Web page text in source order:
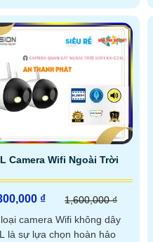
ở mọi góc nhìn. Tích hợp
2 chiều, hồng ngoại có
đêm, còi hú và đèn chớp
KX-S3P đáp ứng tối đa
giám sát, phù hợp cho cả gia
phòng với mức chi phí
Camera Wifi Ngoài Trời
₫
1,600,000 ₫
camera Wifi không dây
là sự lựa chọn hoàn hảo